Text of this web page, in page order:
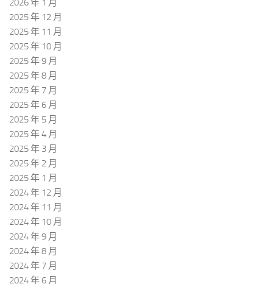
2026 年 1 月
2025 年 12 月
2025 年 11 月
2025 年 10 月
2025 年 9 月
2025 年 8 月
2025 年 7 月
2025 年 6 月
2025 年 5 月
2025 年 4 月
2025 年 3 月
2025 年 2 月
2025 年 1 月
2024 年 12 月
2024 年 11 月
2024 年 10 月
2024 年 9 月
2024 年 8 月
2024 年 7 月
2024 年 6 月